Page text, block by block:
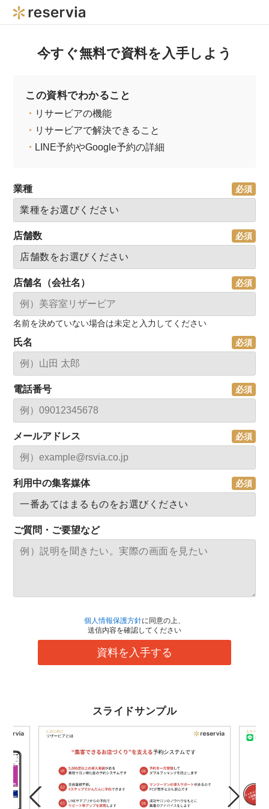
今すぐ無料で資料を入手しよう
この資料でわかること
・ リサービアの機能
・ リサービアで解決できること
・ LINE予約やGoogle予約の詳細
業種
店舗数
店舗名（会社名）
名前を決めていない場合は未定と入力してください
氏名
電話番号
メールアドレス
利用中の集客媒体
ご質問・ご要望など
個人情報保護方針に同意の上、
送信内容を確認してください
資料を入手する
スライドサンプル